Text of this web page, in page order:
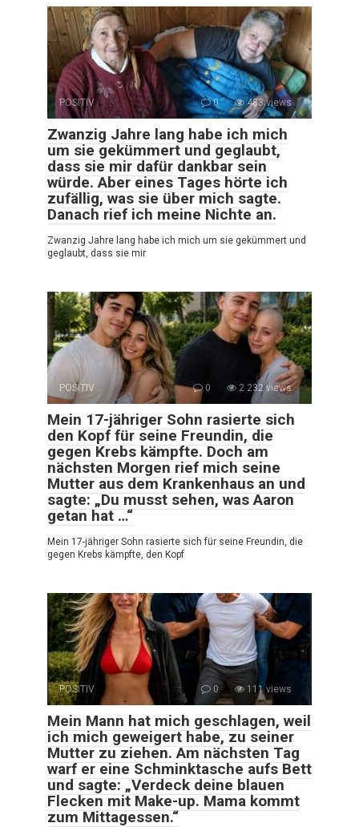
POSITIV 0 483 views
Zwanzig Jahre lang habe ich mich
um sie gekümmert und geglaubt,
dass sie mir dafür dankbar sein
würde. Aber eines Tages hörte ich
zufällig, was sie über mich sagte.
Danach rief ich meine Nichte an.
Zwanzig Jahre lang habe ich mich um sie gekümmert und
geglaubt, dass sie mir
POSITIV 0 2 232 views
Mein 17-jähriger Sohn rasierte sich
den Kopf für seine Freundin, die
gegen Krebs kämpfte. Doch am
nächsten Morgen rief mich seine
Mutter aus dem Krankenhaus an und
sagte: „Du musst sehen, was Aaron
getan hat …“
Mein 17-jähriger Sohn rasierte sich für seine Freundin, die
gegen Krebs kämpfte, den Kopf
POSITIV 0 111 views
Mein Mann hat mich geschlagen, weil
ich mich geweigert habe, zu seiner
Mutter zu ziehen. Am nächsten Tag
warf er eine Schminktasche aufs Bett
und sagte: „Verdeck deine blauen
Flecken mit Make-up. Mama kommt
zum Mittagessen.“